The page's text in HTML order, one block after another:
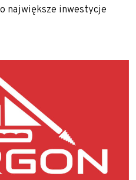
największe inwestycje